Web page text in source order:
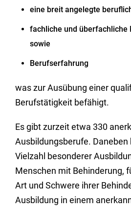
eine breit angelegte
fachliche und überfachliche
sowie
Berufserfahrung
was zur Ausübung einer
Berufstätigkeit befähigt.
Es gibt zurzeit etwa 330
Ausbildungsberufe.
Vielzahl besonderer
Menschen mit Behinderung,
Art und Schwere ihrer
Ausbildung in einem